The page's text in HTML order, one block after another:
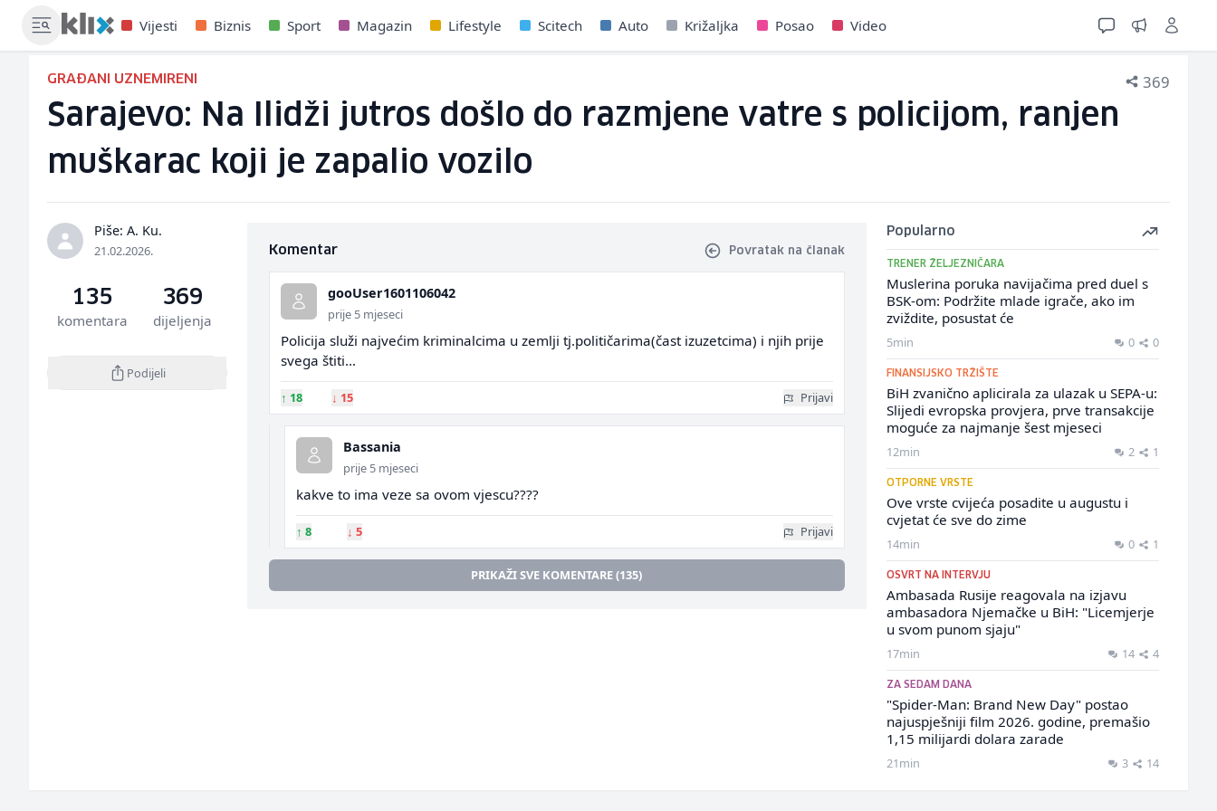
Vijesti Biznis Sport Magazin Lifestyle Scitech Auto Križaljka Posao Video
GRAĐANI UZNEMIRENI 369
Sarajevo: Na Ilidži jutros došlo do razmjene vatre s policijom, ranjen
muškarac koji je zapalio vozilo
Piše: A. Ku.
21.02.2026.
135
komentara
369
dijeljenja
Podijeli
Komentar Povratak na članak
gooUser1601106042
prije 5 mjeseci
Policija služi najvećim kriminalcima u zemlji tj.političarima(čast izuzetcima) i njih prije
svega štiti...
↑ 18 ↓ 15 Prijavi
Bassania
prije 5 mjeseci
kakve to ima veze sa ovom vjescu????
↑ 8 ↓ 5 Prijavi
PRIKAŽI SVE KOMENTARE (135)
Popularno
TRENER ŽELJEZNIČARA
Muslerina poruka navijačima pred duel s
BSK-om: Podržite mlade igrače, ako im
zviždite, posustat će
5min 0 0
FINANSIJSKO TRŽIŠTE
BiH zvanično aplicirala za ulazak u SEPA-u:
Slijedi evropska provjera, prve transakcije
moguće za najmanje šest mjeseci
12min 2 1
OTPORNE VRSTE
Ove vrste cvijeća posadite u augustu i
cvjetat će sve do zime
14min 0 1
OSVRT NA INTERVJU
Ambasada Rusije reagovala na izjavu
ambasadora Njemačke u BiH: "Licemjerje
u svom punom sjaju"
17min 14 4
ZA SEDAM DANA
"Spider-Man: Brand New Day" postao
najuspješniji film 2026. godine, premašio
1,15 milijardi dolara zarade
21min 3 14